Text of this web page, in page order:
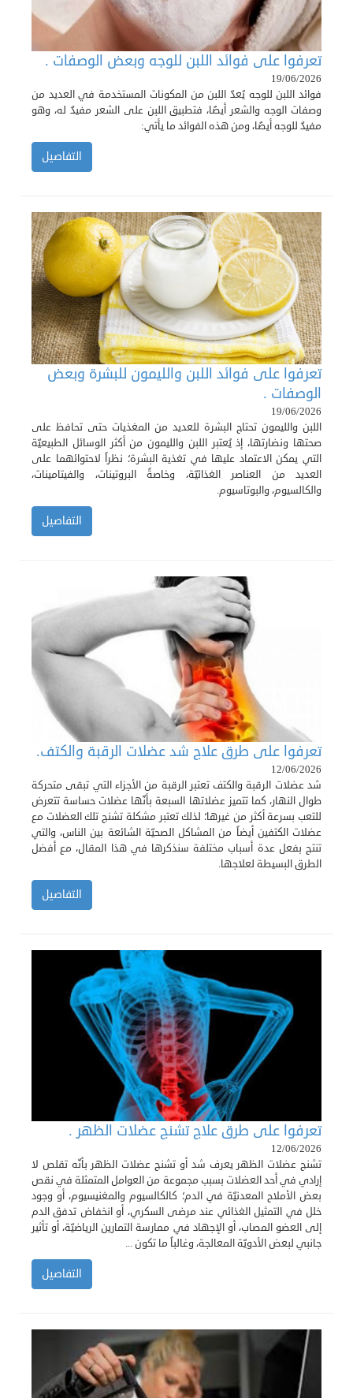
تعرفوا على فوائد اللبن للوجه وبعض الوصفات .
19/06/2026
فوائد اللبن للوجه يُعدّ اللبن من المكونات المستخدمة في العديد من
وصفات الوجه والشعر أيضًا، فتطبيق اللبن على الشعر مفيدٌ له، وهو
مفيدٌ للوجه أيضًا، ومن هذه الفوائد ما يأتي:
التفاصيل
تعرفوا على فوائد اللبن والليمون للبشرة وبعض
الوصفات .
19/06/2026
اللبن والليمون تحتاج البشرة للعديد من المغذيات حتى تحافظ على
صحتها ونضارتها، إذ يُعتبر اللبن والليمون من أكثر الوسائل الطبيعيّة
التي يمكن الاعتماد عليها في تغذية البشرة؛ نظراً لاحتوائهما على
العديد من العناصر الغذائيّة، وخاصةً البروتينات، والفيتامينات،
والكالسيوم، والبوتاسيوم.
التفاصيل
تعرفوا على طرق علاج شد عضلات الرقبة والكتف.
12/06/2026
شد عضلات الرقبة والكتف تعتبر الرقبة من الأجزاء التي تبقى متحركة
طوال النهار، كما تتميز عضلاتها السبعة بأنّها عضلات حساسة تتعرض
للتعب بسرعة أكثر من غيرها؛ لذلك تعتبر مشكلة تشنج تلك العضلات مع
عضلات الكتفين أيضاً من المشاكل الصحيّة الشائعة بين الناس، والتي
تنتج بفعل عدة أسباب مختلفة سنذكرها في هذا المقال، مع أفضل
الطرق البسيطة لعلاجها.
التفاصيل
تعرفوا على طرق علاج تشنج عضلات الظهر .
12/06/2026
تشنج عضلات الظهر يعرف شد أو تشنج عضلات الظهر بأنّه تقلص لا
إرادي في أحد العضلات بسبب مجموعة من العوامل المتمثلة في نقص
بعض الأملاح المعدنيّة في الدم؛ كالكالسيوم والمغنيسيوم، أو وجود
خلل في التمثيل الغذائي عند مرضى السكري، أو انخفاض تدفق الدم
إلى العضو المصاب، أو الإجهاد في ممارسة التمارين الرياضيّة، أو تأثير
جانبي لبعض الأدويّة المعالجة، وغالباً ما تكون ...
التفاصيل